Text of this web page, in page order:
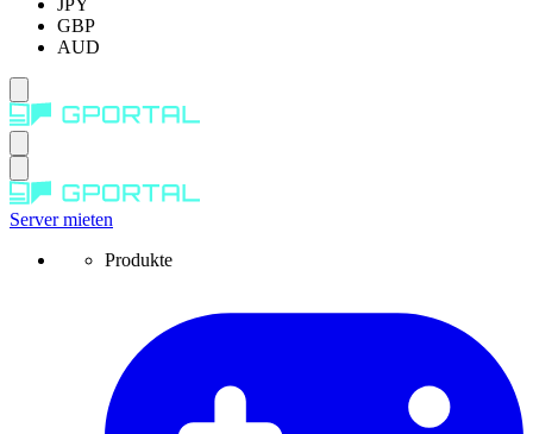
GBP
AUD
Server mieten
Produkte